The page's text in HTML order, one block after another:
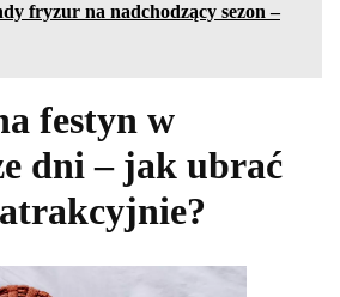
fryzur na nadchodzący sezon –
festyn w
dni – jak ubrać
atrakcyjnie?